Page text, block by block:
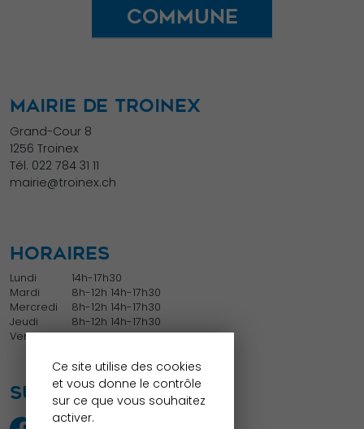
commune
MAIRIE DE TROINEX
Grand-Cour 8
1256 Troinex
Tél. 022 784 31 11
mairie@troinex.ch
HORAIRES
Lundi
Mardi
Mercredi
Jeudi
Vendredi
14h-17h30
8h-12h 14h-17h30
8h-12h 14h-17h30
8h-12h 14h-17h30
8h-12h
SUIVEZ NOUS
Ce site utilise des cookies
et vous donne le contrôle
sur ce que vous souhaitez
activer.